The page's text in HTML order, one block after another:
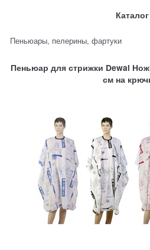
Каталог
Пеньюары, пелерины, фартуки
Пеньюар для стрижки Dewal
см на